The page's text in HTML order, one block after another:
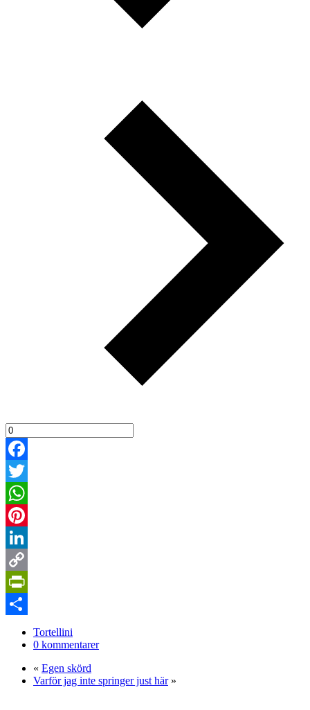
Facebook
Twitter
WhatsApp
Pinterest
LinkedIn
Copy
Link
PrintFriendly
Tortellini
0 kommentarer
« Egen skörd
Varför jag inte springer just här»